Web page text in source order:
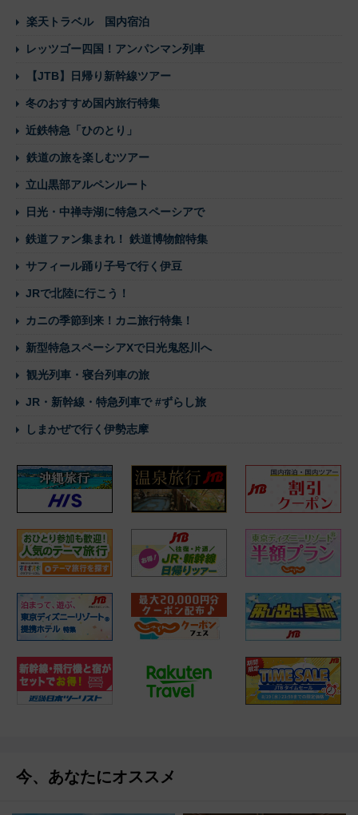
楽天トラベル 国内宿泊
レッツゴー四国！アンパンマン列車
【JTB】日帰り新幹線ツアー
冬のおすすめ国内旅行特集
近鉄特急「ひのとり」
鉄道の旅を楽しむツアー
立山黒部アルペンルート
日光・中禅寺湖に特急スペーシアで
鉄道ファン集まれ！ 鉄道博物館特集
サフィール踊り子号で行く伊豆
JRで北陸に行こう！
カニの季節到来！カニ旅行特集！
新型特急スペーシアXで日光鬼怒川へ
観光列車・寝台列車の旅
JR・新幹線・特急列車で #ずらし旅
しまかぜで行く伊勢志摩
今、あなたにオススメ